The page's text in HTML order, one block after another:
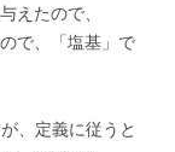
えたので、
で、「塩基」で
、定義に従うと